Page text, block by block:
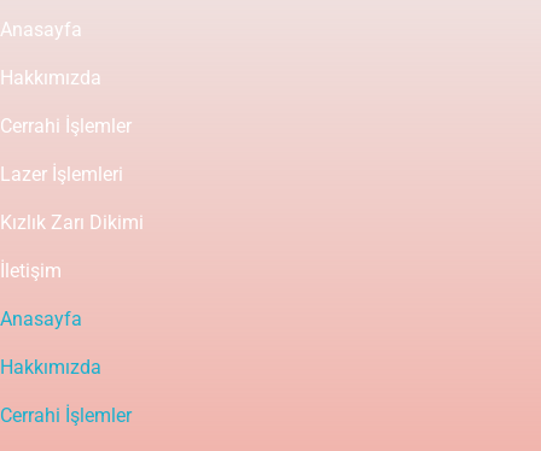
Anasayfa
Hakkımızda
Cerrahi İşlemler
Lazer İşlemleri
Kızlık Zarı Dikimi
İletişim
Anasayfa
Hakkımızda
Cerrahi İşlemler